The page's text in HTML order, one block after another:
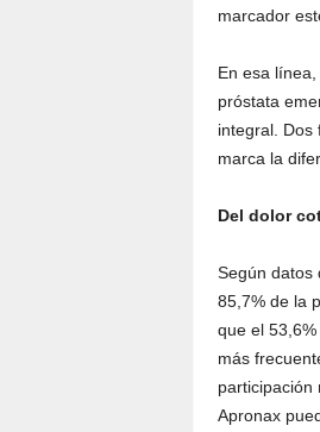
marcador
En esa
próstata
integral. Dos
marca la
Del dolor
Según datos
85,7% de la
que el
más
participación
Apronax